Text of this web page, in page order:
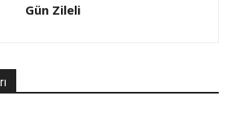
Gün Zileli